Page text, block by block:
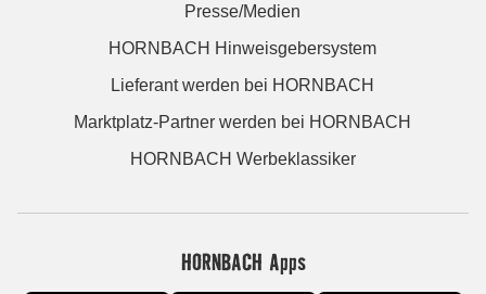
Presse/Medien
HORNBACH Hinweisgebersystem
Lieferant werden bei HORNBACH
Marktplatz-Partner werden bei HORNBACH
HORNBACH Werbeklassiker
HORNBACH Apps